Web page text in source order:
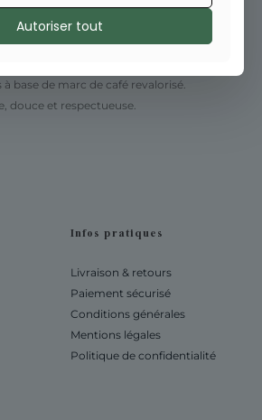
base de marc de café revalorisé.
douce et respectueuse.
Infos pratiques
Livraison & retours
Paiement sécurisé
Conditions générales
Mentions légales
Politique de confidentialité
Autoriser tout